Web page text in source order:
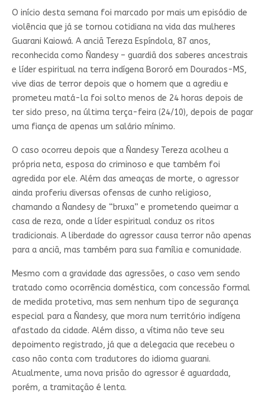
O início desta semana foi marcado por mais um episódio de
violência que já se tornou cotidiana na vida das mulheres
Guarani Kaiowá. A anciã Tereza Espíndola, 87 anos,
reconhecida como Ñandesy – guardiã dos saberes ancestrais
e líder espiritual na terra indígena Bororó em Dourados-MS,
vive dias de terror depois que o homem que a agrediu e
prometeu matá-la foi solto menos de 24 horas depois de
ter sido preso, na última terça-feira (24/10), depois de pagar
uma fiança de apenas um salário mínimo.
O caso ocorreu depois que a Ñandesy Tereza acolheu a
própria neta, esposa do criminoso e que também foi
agredida por ele. Além das ameaças de morte, o agressor
ainda proferiu diversas ofensas de cunho religioso,
chamando a Ñandesy de “bruxa” e prometendo queimar a
casa de reza, onde a líder espiritual conduz os ritos
tradicionais. A liberdade do agressor causa terror não apenas
para a anciã, mas também para sua família e comunidade.
Mesmo com a gravidade das agressões, o caso vem sendo
tratado como ocorrência doméstica, com concessão formal
de medida protetiva, mas sem nenhum tipo de segurança
especial para a Ñandesy, que mora num território indígena
afastado da cidade. Além disso, a vítima não teve seu
depoimento registrado, já que a delegacia que recebeu o
caso não conta com tradutores do idioma guarani.
Atualmente, uma nova prisão do agressor é aguardada,
porém, a tramitação é lenta.